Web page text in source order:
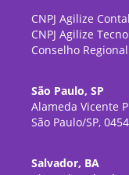
CNPJ Agilize
CNPJ Agilize
Conselho
São Paulo, SP
Alameda Vicente
São Paulo/SP,
Salvador, BA